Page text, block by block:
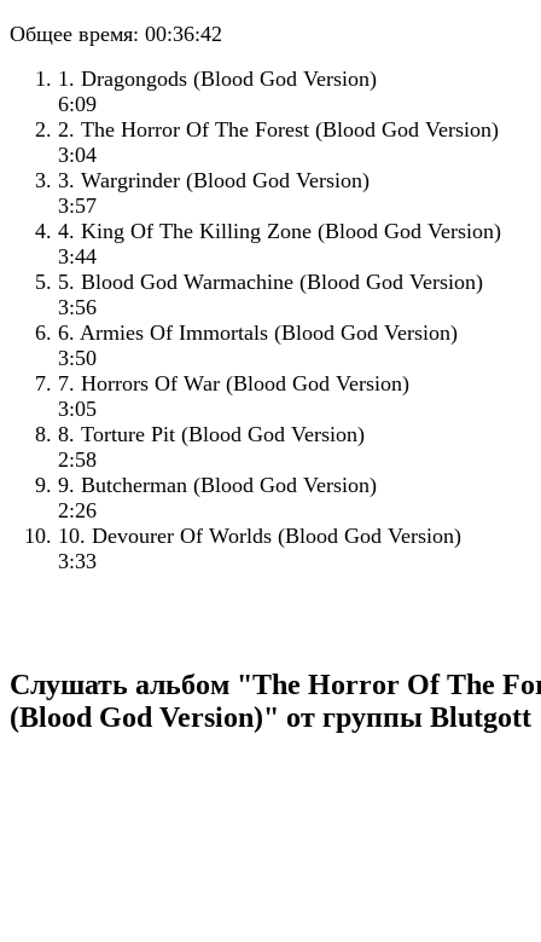
Общее время: 00:36:42
1. Dragongods (Blood God Version)
6:09
2. The Horror Of The Forest (Blood God Version)
3:04
3. Wargrinder (Blood God Version)
3:57
4. King Of The Killing Zone (Blood God Version)
3:44
5. Blood God Warmachine (Blood God Version)
3:56
6. Armies Of Immortals (Blood God Version)
3:50
7. Horrors Of War (Blood God Version)
3:05
8. Torture Pit (Blood God Version)
2:58
9. Butcherman (Blood God Version)
2:26
10. Devourer Of Worlds (Blood God Version)
3:33
Слушать альбом "The Horror Of The
(Blood God Version)" от группы Blutgott